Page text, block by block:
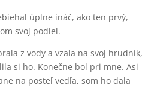
úplne ináč, ako ten prvý,
svoj podiel.
z vody a vzala na svoj hrudník,
si ho. Konečne bol pri mne. Asi
na posteľ vedľa, som ho dala